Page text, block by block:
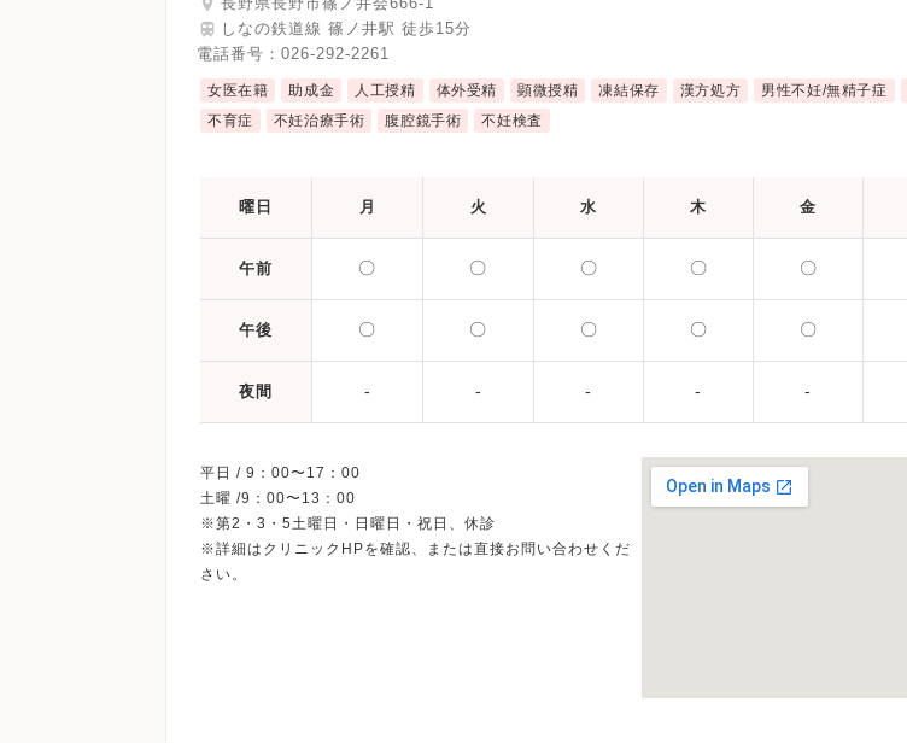
しなの鉄道線 篠ノ井駅 徒歩15分
電話番号： 026-292-2261
女医在籍 助成金 人工授精 体外受精 顕微授精 凍結保存 漢方処方 男性不妊/無精子症
不育症
不妊治療手術 腹腔鏡手術 不妊検査
曜日 月 火 水 木 金
午前 〇 〇 〇 〇 〇
午後 〇 〇 〇 〇 〇
夜間 - - - - -
平日 / 9：00〜17：00
土曜 /9：00〜13：00
※第2・3・5土曜日・日曜日・祝日、休診
※詳細はクリニックHPを確認、または直接お問い合わせくだ